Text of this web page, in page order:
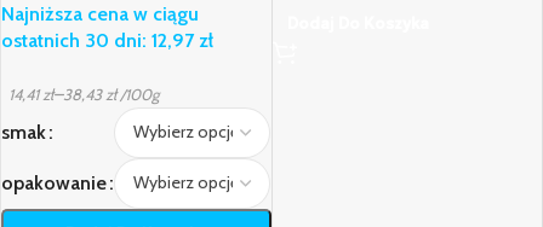
Najniższa cena w ciągu
ostatnich 30 dni: 12,97 zł
14,41zł–38,43zł /100g
smak
opakowanie